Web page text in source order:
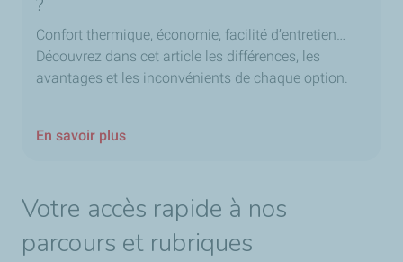
?
Confort thermique, économie, facilité d’entretien…
Découvrez dans cet article les différences, les
avantages et les inconvénients de chaque option.
En savoir plus
Votre accès rapide à nos
parcours et rubriques